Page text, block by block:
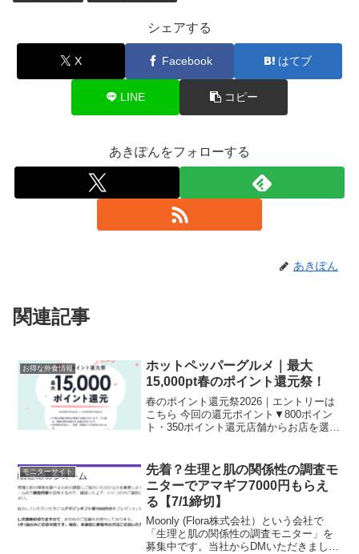
シェアする
X Facebook はてブ
LINE コピー
あきぽんをフォローする
あきぽん
関連記事
お得な外食情報
ホットペッパーグルメ｜最大
15,000pt春のポイント還元祭！
春のポイント還元祭2026｜エントリーは
こちら 今回の還元ポイント▼800ポイン
ト・350ポイント還元店舗からお店を選び
約した場合・ディナータイム（15:00～...
モニターサイト
先着？生理と肌の関係性の調査モ
ニターでアマギフ7000円もらえ
る【7/1締切】
Moonly (Flora株式会社）という会社で
「生理と肌の関係性の調査モニター」を
募集中です。当社からDMいただきまし